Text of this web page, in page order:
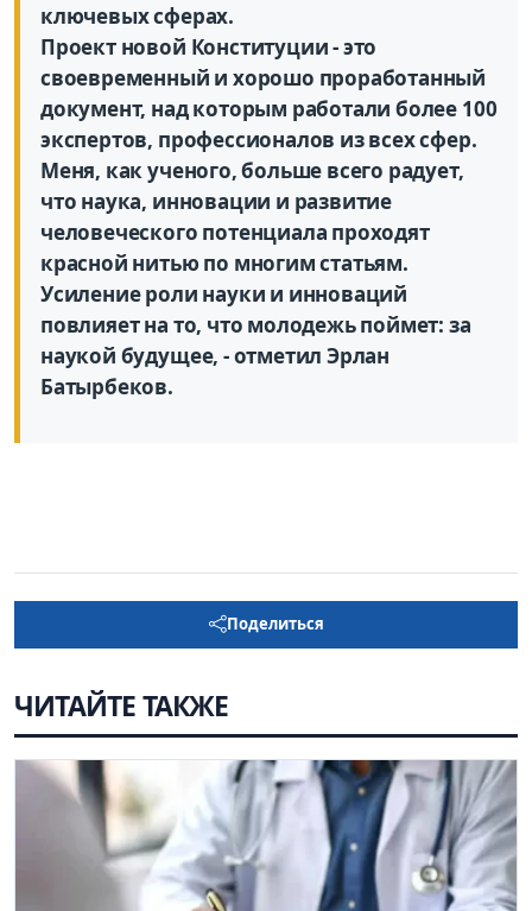
ключевых сферах.
Проект новой Конституции - это
своевременный и хорошо проработанный
документ, над которым работали более 100
экспертов, профессионалов из всех сфер.
Меня, как ученого, больше всего радует,
что наука, инновации и развитие
человеческого потенциала проходят
красной нитью по многим статьям.
Усиление роли науки и инноваций
повлияет на то, что молодежь поймет: за
наукой будущее, - отметил Эрлан
Батырбеков.
Поделиться
ЧИТАЙТЕ ТАКЖЕ